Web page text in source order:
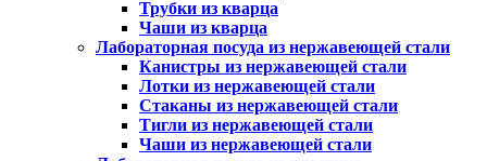
Трубки из кварца
Чаши из кварца
Лабораторная посуда из нержавеющей стали
Канистры из нержавеющей стали
Лотки из нержавеющей стали
Стаканы из нержавеющей стали
Тигли из нержавеющей стали
Чаши из нержавеющей стали